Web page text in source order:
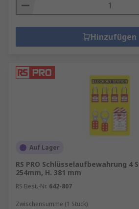
Hinzufügen
Auf Lager
RS PRO Schlüsselaufbewahrung 4
254mm, H. 381 mm
RS Best.-Nr. 642-807
Zwischensumme (1 Stück)